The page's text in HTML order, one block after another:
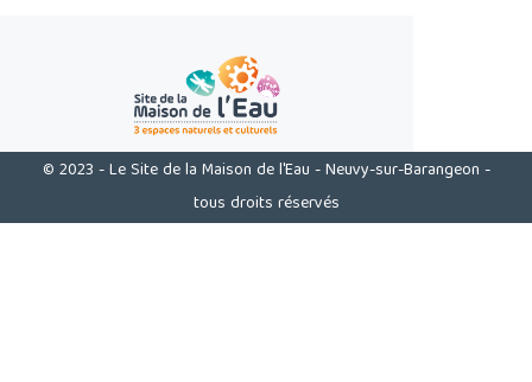
© 2023 - Le Site de la Maison de l'Eau - Neuvy-sur-Barangeon -
tous droits réservés